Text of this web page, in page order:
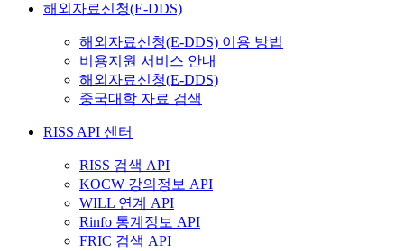
해외자료신청(E-DDS)
해외자료신청(E-DDS) 이용 방법
비용지원 서비스 안내
해외자료신청(E-DDS)
중국대학 자료 검색
RISS API 센터
RISS 검색 API
KOCW 강의정보 API
WILL 연계 API
Rinfo 통계정보 API
FRIC 검색 API